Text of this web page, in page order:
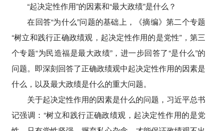
“起决定性作用”的因素和“最大政绩”是什么？
在回答“为什么”问题的基础上，《摘编》第二个专题
“树立和践行正确政绩观，起决定性作用的是党性”，第三
个专题“为民造福是最大政绩”，进一步回答了“是什么”的
问题。即深刻回答了正确政绩观中起决定性作用的因素是
什么，以及最大政绩是什么的重大问题。
关于起决定性作用的因素是什么的问题，习近平总书
记强调：“树立和践行正确政绩观，起决定性作用的是党